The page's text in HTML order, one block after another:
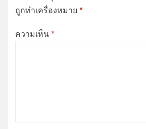
ถูกทำเครื่องหมาย *
ความเห็น *